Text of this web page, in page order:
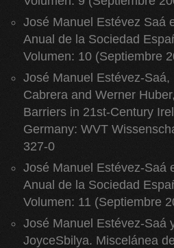
José Manuel Estévez Saá
Anual de la Sociedad
Volumen: 10 (Septiembre
José Manuel Estévez-
Cabrera and Werner
Barriers in 21st-Century
Germany: WVT
327-0
José Manuel Estévez-Saá
Anual de la Sociedad
Volumen: 11 (Septiembre
José Manuel Estévez-Saá
JoyceSbilya. Miscelánea